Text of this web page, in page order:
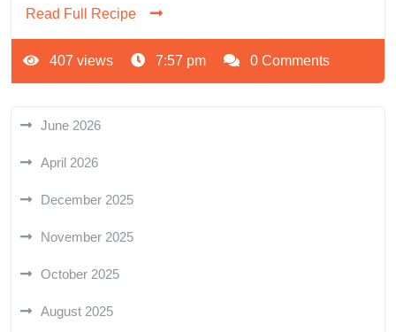
Read Full Recipe
407 views 7:57 pm 0 Comments
June 2026
April 2026
December 2025
November 2025
October 2025
August 2025